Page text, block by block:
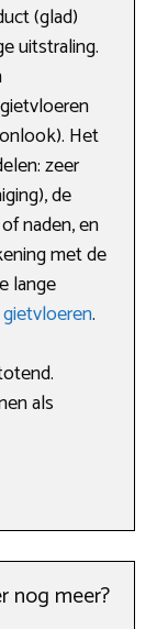
(glad)
uitstraling.
Het
zeer
de
naden, en
met de
lange
.
als
nog meer?